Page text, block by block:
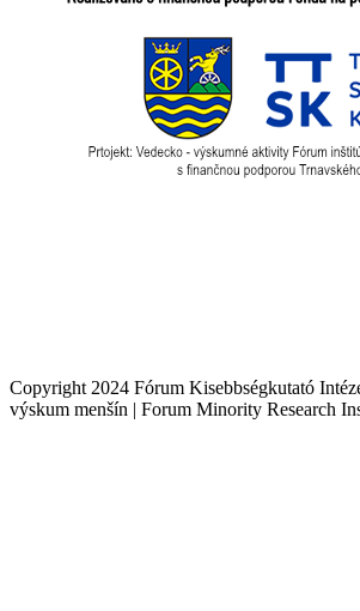
Copyright 2024 Fórum Kisebbségkutató
výskum menšín | Forum Minority Research